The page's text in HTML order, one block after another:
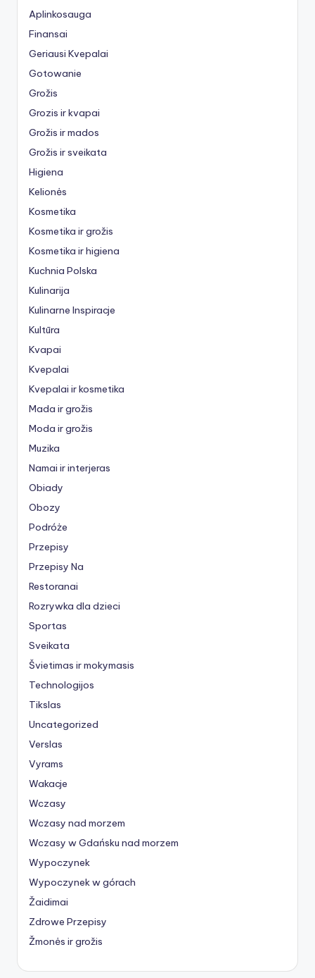
Aplinkosauga
Finansai
Geriausi Kvepalai
Gotowanie
Grožis
Grozis ir kvapai
Grožis ir mados
Grožis ir sveikata
Higiena
Kelionės
Kosmetika
Kosmetika ir grožis
Kosmetika ir higiena
Kuchnia Polska
Kulinarija
Kulinarne Inspiracje
Kultūra
Kvapai
Kvepalai
Kvepalai ir kosmetika
Mada ir grožis
Moda ir grožis
Muzika
Namai ir interjeras
Obiady
Obozy
Podróże
Przepisy
Przepisy Na
Restoranai
Rozrywka dla dzieci
Sportas
Sveikata
Švietimas ir mokymasis
Technologijos
Tikslas
Uncategorized
Verslas
Vyrams
Wakacje
Wczasy
Wczasy nad morzem
Wczasy w Gdańsku nad morzem
Wypoczynek
Wypoczynek w górach
Žaidimai
Zdrowe Przepisy
Žmonės ir grožis